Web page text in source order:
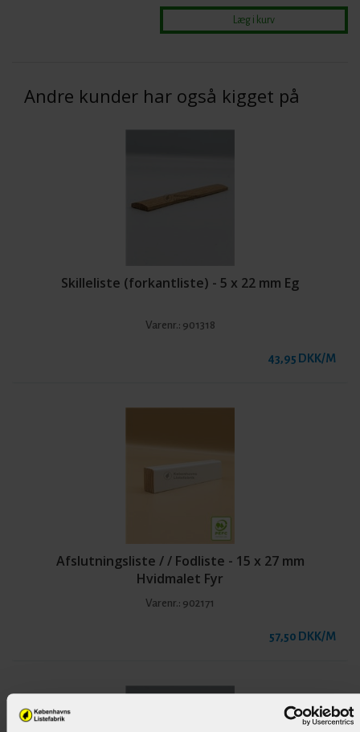
Andre kunder har også kigget på
Skilleliste (forkantliste) - 5 x 22 mm Eg
Varenr.: 901318
43,95 DKK/M
Afslutningsliste / / Fodliste - 15 x 27 mm
Hvidmalet Fyr
Varenr.: 902171
57,50 DKK/M